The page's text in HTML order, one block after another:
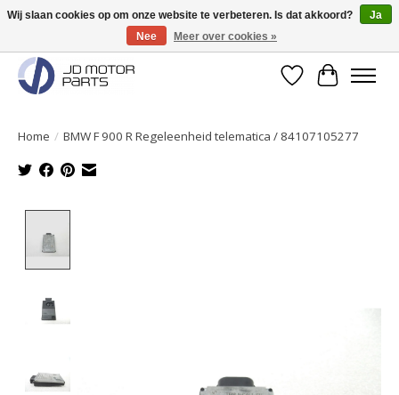
Originele onderdelen direct uit voorraad leverbaar!
Verlanglijst
Home / BMW F 900 R Regeleenheid telematica / 84107105277
Wij slaan cookies op om onze website te verbeteren. Is dat akkoord?
Ja
Nee
Meer over cookies »